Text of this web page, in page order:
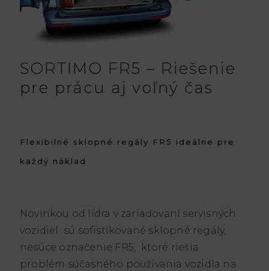
SORTIMO FR5 – Riešenie
pre prácu aj voľný čas
Flexibilné sklopné regály FR5 ideálne pre
každý náklad
Novinkou od lídra v zariaďovaní servisných
vozidiel sú sofistikované sklopné regály,
nesúce označenie FR5, ktoré riešia
problém súčasného používania vozidla na